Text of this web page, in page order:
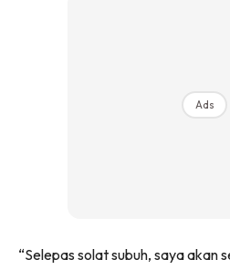
Ads
“Selepas solat subuh, saya akan